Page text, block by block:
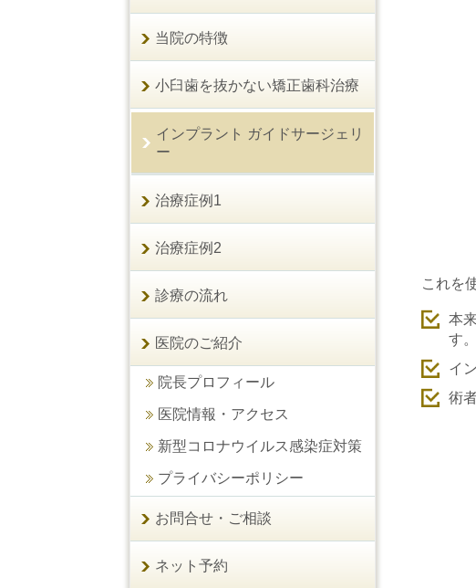
これを
本
す。
イ
術
当院の特徴
小臼歯を抜かない矯正歯科治療
インプラント ガイドサージェリ
ー
治療症例1
治療症例2
診療の流れ
医院のご紹介
院長プロフィール
医院情報・アクセス
新型コロナウイルス感染症対策
プライバシーポリシー
お問合せ・ご相談
ネット予約